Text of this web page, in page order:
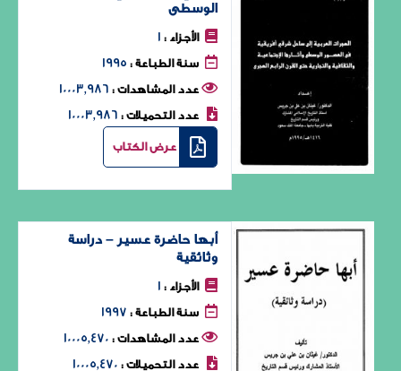
الوسطى
الأجزاء : 1
سنة الطباعة : 1995
عدد المشاهدات : 10003٬986
عدد التحميلات : 10003٬986
عرض الكتاب
أبها حاضرة عسير – دراسة
وثائقية
الأجزاء : 1
سنة الطباعة : 1997
عدد المشاهدات : 10005٬470
عدد التحميلات : 10005٬470